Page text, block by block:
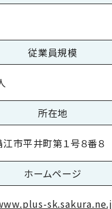
従業員規模
所在地
市平井町第１号８番８
ホームページ